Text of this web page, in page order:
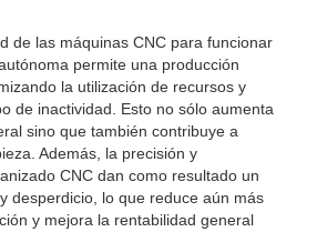
de las máquinas CNC para funcionar
permite una producción
la utilización de recursos y
de inactividad. Esto no sólo aumenta
sino que también contribuye a
Además, la precisión y
CNC dan como resultado un
desperdicio, lo que reduce aún más
y mejora la rentabilidad general